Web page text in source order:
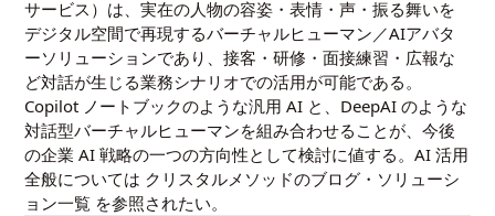
サービス）は、実在の人物の容姿・表情・声・振る舞いを
デジタル空間で再現するバーチャルヒューマン／AIアバタ
ーソリューションであり、接客・研修・面接練習・広報な
ど対話が生じる業務シナリオでの活用が可能である。
Copilot ノートブックのような汎用 AI と、DeepAI のような
対話型バーチャルヒューマンを組み合わせることが、今後
の企業 AI 戦略の一つの方向性として検討に値する。AI 活用
全般については クリスタルメソッドのブログ・ソリューシ
ョン一覧 を参照されたい。